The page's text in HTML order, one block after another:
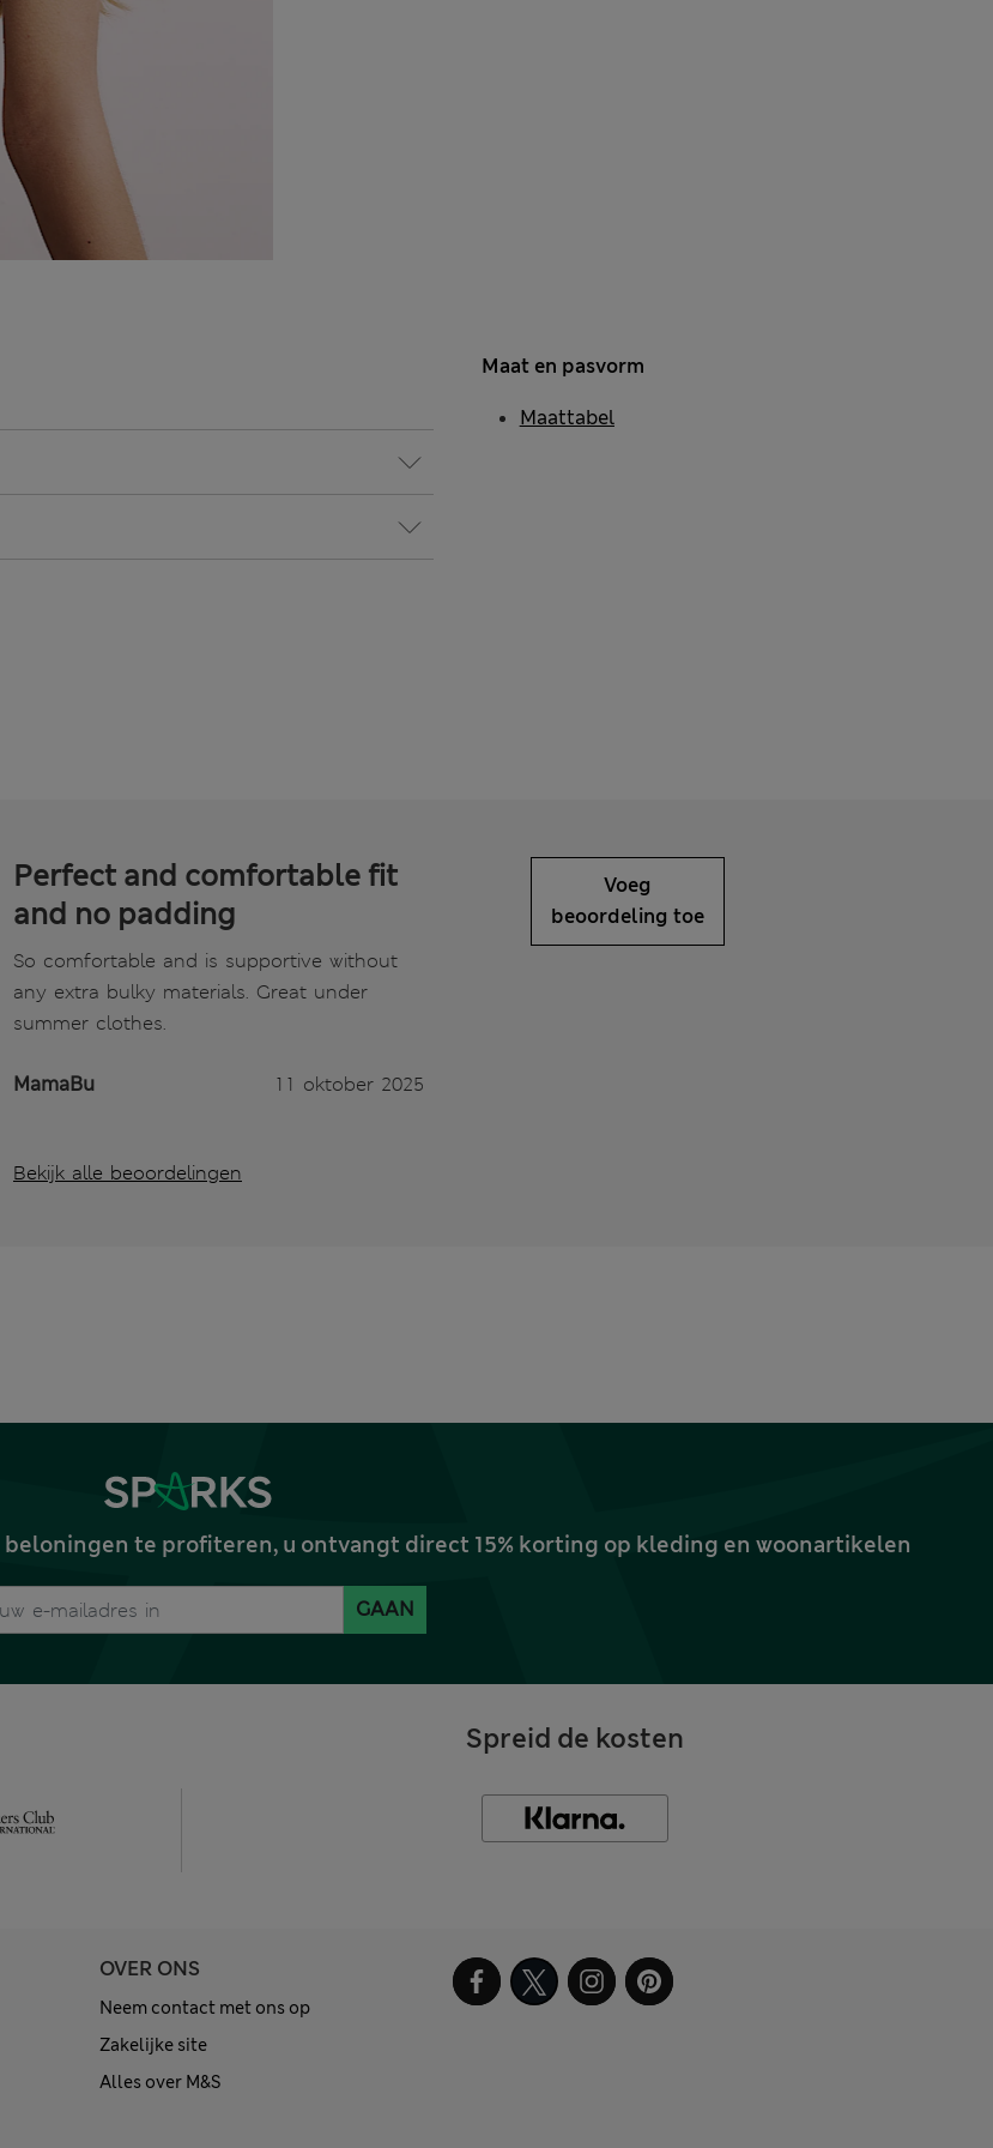
Maat en pasvorm
Maattabel
Perfect and comfortable fit
and no padding
So comfortable and is supportive without
any extra bulky materials. Great under
summer clothes.
MamaBu 11 oktober 2025
Bekijk alle beoordelingen
Voeg
beoordeling toe
te profiteren, u ontvangt direct 15% korting op kleding en woonartikelen
GAAN
Spreid de kosten
OVER ONS
Neem contact met ons op
Zakelijke site
Alles over M&S